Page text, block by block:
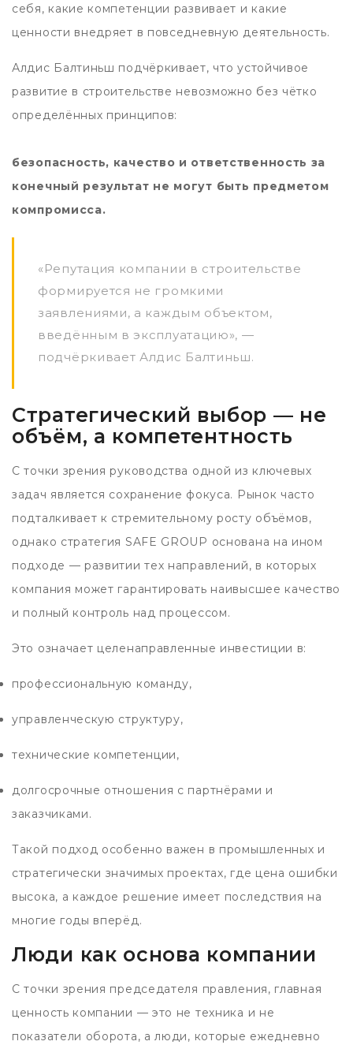
себя, какие компетенции развивает и какие
ценности внедряет в повседневную деятельность.
Алдис Балтиньш подчёркивает, что устойчивое
развитие в строительстве невозможно без чётко
определённых принципов:
безопасность, качество и ответственность за
конечный результат не могут быть предметом
компромисса.
«Репутация компании в строительстве
формируется не громкими
заявлениями, а каждым объектом,
введённым в эксплуатацию», —
подчёркивает Алдис Балтиньш.
Стратегический выбор — не
объём, а компетентность
С точки зрения руководства одной из ключевых
задач является сохранение фокуса. Рынок часто
подталкивает к стремительному росту объёмов,
однако стратегия SAFE GROUP основана на ином
подходе — развитии тех направлений, в которых
компания может гарантировать наивысшее качество
и полный контроль над процессом.
Это означает целенаправленные инвестиции в:
профессиональную команду,
управленческую структуру,
технические компетенции,
долгосрочные отношения с партнёрами и
заказчиками.
Такой подход особенно важен в промышленных и
стратегически значимых проектах, где цена ошибки
высока, а каждое решение имеет последствия на
многие годы вперёд.
Люди как основа компании
С точки зрения председателя правления, главная
ценность компании — это не техника и не
показатели оборота, а люди, которые ежедневно